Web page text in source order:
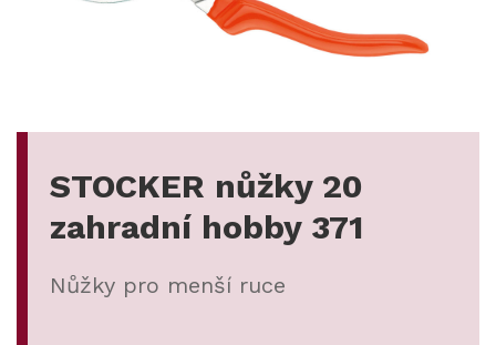
STOCKER nůžky 20
zahradní hobby 371
Nůžky pro menší ruce